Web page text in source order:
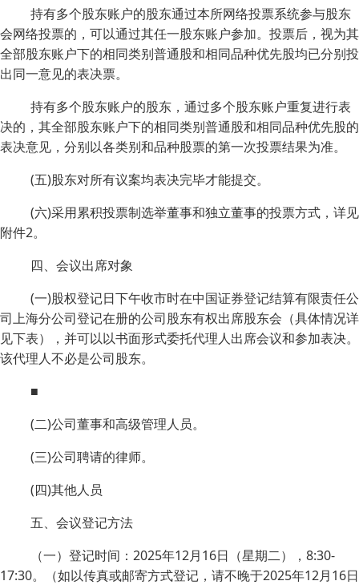
持有多个股东账户的股东通过本所网络投票系统参与股东
会网络投票的，可以通过其任一股东账户参加。投票后，视为其
全部股东账户下的相同类别普通股和相同品种优先股均已分别投
出同一意见的表决票。
持有多个股东账户的股东，通过多个股东账户重复进行表
决的，其全部股东账户下的相同类别普通股和相同品种优先股的
表决意见，分别以各类别和品种股票的第一次投票结果为准。
(五)股东对所有议案均表决完毕才能提交。
(六)采用累积投票制选举董事和独立董事的投票方式，详见
附件2。
四、会议出席对象
(一)股权登记日下午收市时在中国证券登记结算有限责任公
司上海分公司登记在册的公司股东有权出席股东会（具体情况详
见下表），并可以以书面形式委托代理人出席会议和参加表决。
该代理人不必是公司股东。
■
(二)公司董事和高级管理人员。
(三)公司聘请的律师。
(四)其他人员
五、会议登记方法
（一）登记时间：2025年12月16日（星期二），8:30-
17:30。（如以传真或邮寄方式登记，请不晚于2025年12月16日